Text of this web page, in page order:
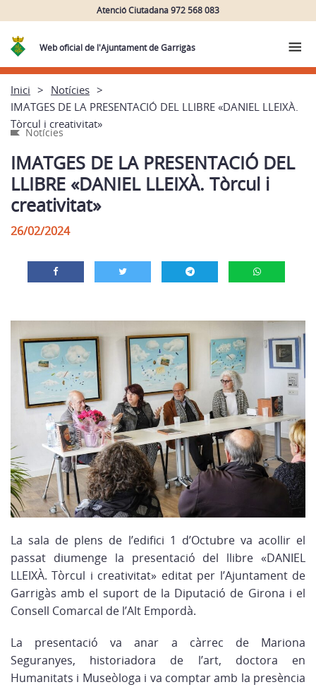
Atenció Ciutadana 972 568 083
Web oficial de l'Ajuntament de Garrigàs
Inici
Notícies
IMATGES DE LA PRESENTACIÓ DEL LLIBRE «DANIEL LLEIXÀ.
Tòrcul i creativitat»
Notícies
IMATGES DE LA PRESENTACIÓ DEL
LLIBRE «DANIEL LLEIXÀ. Tòrcul i
creativitat»
26/02/2024
La sala de plens de l’edifici 1 d’Octubre va acollir el
passat diumenge la presentació del llibre «DANIEL
LLEIXÀ. Tòrcul i creativitat» editat per l’Ajuntament de
Garrigàs amb el suport de la Diputació de Girona i el
Consell Comarcal de l’Alt Empordà.
La presentació va anar a càrrec de Mariona
Seguranyes, historiadora de l’art, doctora en
Humanitats i Museòloga i va comptar amb la presència